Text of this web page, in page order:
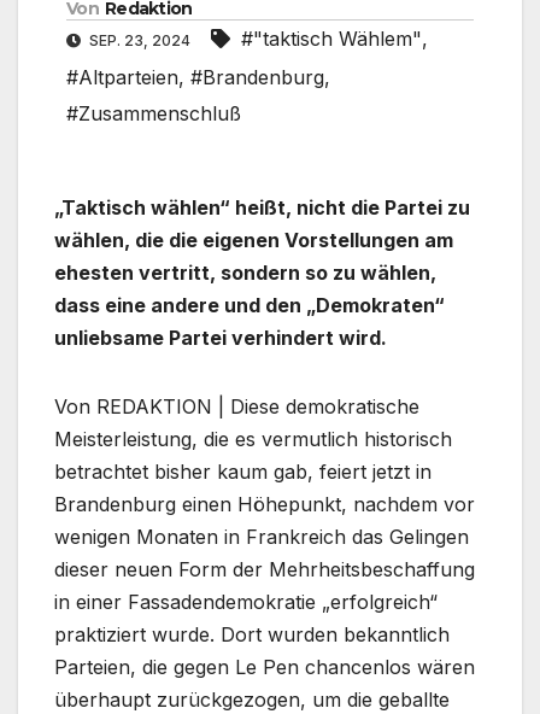
Von Redaktion
SEP. 23, 2024 #"taktisch Wählem",
#Altparteien, #Brandenburg,
#Zusammenschluß
„Taktisch wählen“ heißt, nicht die Partei zu
wählen, die die eigenen Vorstellungen am
ehesten vertritt, sondern so zu wählen,
dass eine andere und den „Demokraten“
unliebsame Partei verhindert wird.
Von REDAKTION | Diese demokratische
Meisterleistung, die es vermutlich historisch
betrachtet bisher kaum gab, feiert jetzt in
Brandenburg einen Höhepunkt, nachdem vor
wenigen Monaten in Frankreich das Gelingen
dieser neuen Form der Mehrheitsbeschaffung
in einer Fassadendemokratie „erfolgreich“
praktiziert wurde. Dort wurden bekanntlich
Parteien, die gegen Le Pen chancenlos wären
überhaupt zurückgezogen, um die geballte